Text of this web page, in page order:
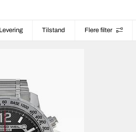
Levering Tilstand Flere filter